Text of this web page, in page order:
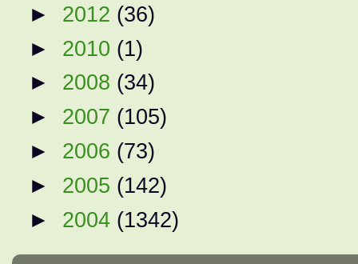
► 2012 (36)
► 2010 (1)
► 2008 (34)
► 2007 (105)
► 2006 (73)
► 2005 (142)
► 2004 (1342)